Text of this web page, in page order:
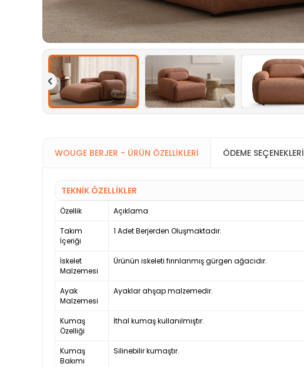
WOUGE BERJER - ÜRÜN ÖZELLIKLERI ÖDEME SEÇENEKLERI
TEKNİK ÖZELLİKLER
Özellik
Açıklama
Takım
İçeriği
1 Adet Berjerden Oluşmaktadır.
İskelet
Malzemesi
Ürünün iskeleti fırınlanmış gürgen ağacıdır.
Ayak
Malzemesi
Ayaklar ahşap malzemedir.
Kumaş
Özelliği
İthal kumaş kullanılmıştır.
Kumaş
Bakımı
Silinebilir kumaştır.